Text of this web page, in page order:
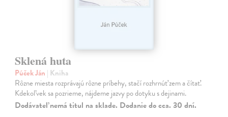
Sklená huta
Púček Ján | Kniha
Rôzne miesta rozprávajú rôzne príbehy, stačí rozhrnúť zem a čítať.
Kdekoľvek sa pozrieme, nájdeme jazvy po dotyku s dejinami.
Dodávateľ nemá titul na sklade. Dodanie do cca. 30 dní.